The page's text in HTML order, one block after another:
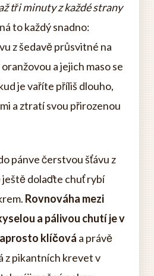
tři minuty z každé strany
to každý snadno:
z šedavě průsvitné na
a jejich maso se
je vaříte příliš dlouho,
a ztratí svou přirozenou
pánve čerstvou šťávu z
dolaďte chuť rybí
Rovnováha mezi
a pálivou chutí je v
klíčová a právě
z pikantních krevet v